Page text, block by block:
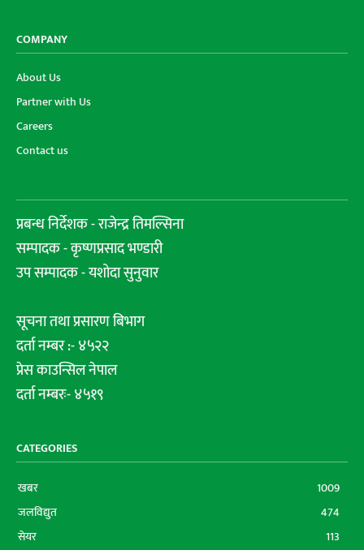
COMPANY
About Us
Partner with Us
Careers
Contact us
प्रबन्ध निर्देशक - राजेन्द्र तिमल्सिना
सम्पादक - कृष्णप्रसाद भण्डारी
उप सम्पादक - यशोदा सुनुवार
सूचना तथा प्रसारण बिभाग
दर्ता नम्बर :- ४५२२
प्रेस काउन्सिल नेपाल
दर्ता नम्बरः- ४५१९
CATEGORIES
खबर
1009
जलविद्युत
474
सेयर
113